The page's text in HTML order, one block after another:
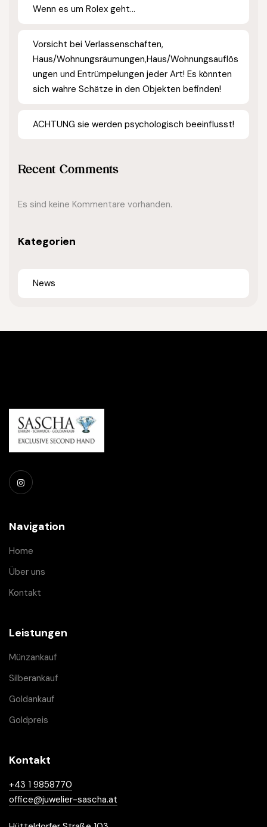
Wenn es um Rolex geht…
Vorsicht bei Verlassenschaften,
Haus/Wohnungsräumungen,Haus/Wohnungsauflös
ungen und Entrümpelungen jeder Art! Es könnten
sich wahre Schätze in den Objekten befinden!
ACHTUNG sie werden psychologisch beeinflusst!
Recent Comments
Es sind keine Kommentare vorhanden.
Kategorien
News
Navigation
Home
Über uns
Kontakt
Leistungen
Münzankauf
Silberankauf
Goldankauf
Goldpreis
Kontakt
+43 1 9858770
office@juwelier-sascha.at